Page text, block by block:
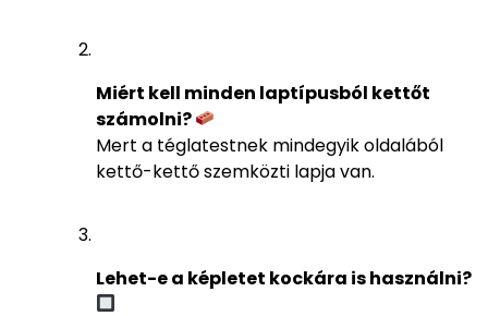
Miért kell minden laptípusból kettőt
számolni?
Mert a téglatestnek mindegyik oldalából
kettő-kettő szemközti lapja van.
Lehet-e a képletet kockára is használni?